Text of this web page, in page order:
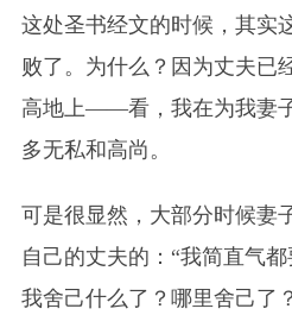
这处圣书经文的时候，其实
败了。为什么？因为丈夫已
高地上——看，我在为我妻
多无私和高尚。
可是很显然，大部分时候妻
自己的丈夫的：“我简直气
我舍己什么了？哪里舍己了